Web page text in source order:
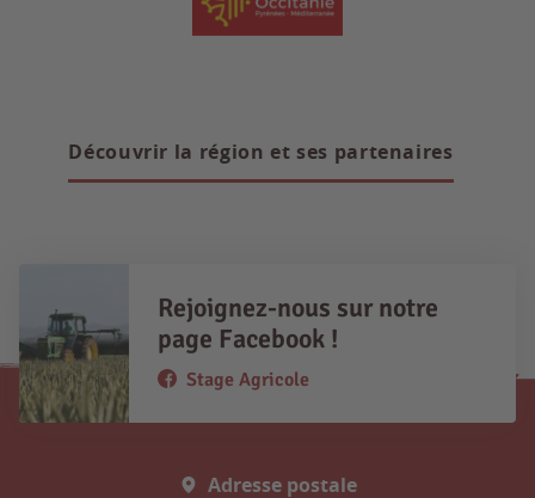
Découvrir la région et ses partenaires
Rejoignez-nous sur notre
page Facebook !
Stage Agricole
Adresse postale